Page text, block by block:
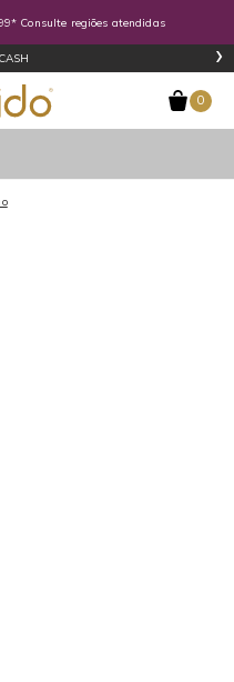
Consulte regiões atendidas
›
0